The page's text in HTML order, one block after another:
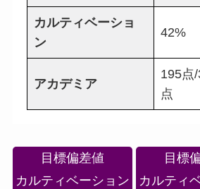
カルティベーショ
ン
42%
アカデミア
195点
点
目標偏差値
カルティベーション
目標
カルティ